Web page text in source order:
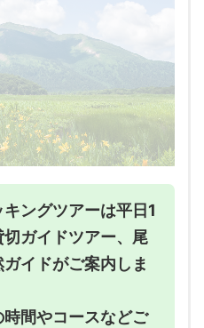
ングツアーは平日1
ガイドツアー、尾
イドがご案内しま
間やコースなどご